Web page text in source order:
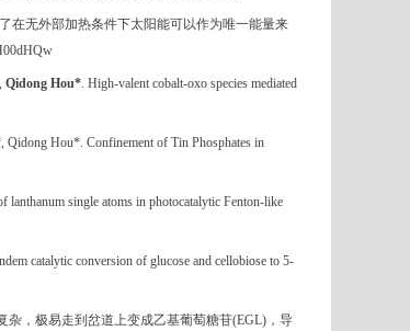
在无外部加热条件下太阳能可以作为唯一能量来
Qidong Hou*. High-valent cobalt-oxo species mediated
Qidong Hou*. Confinement of Tin Phosphates in
lanthanum single atoms in photocatalytic Fenton-like
catalytic conversion of glucose and cellobiose to 5-
杂，极易走到岔道上变成乙基葡萄糖苷(EGL) ，导